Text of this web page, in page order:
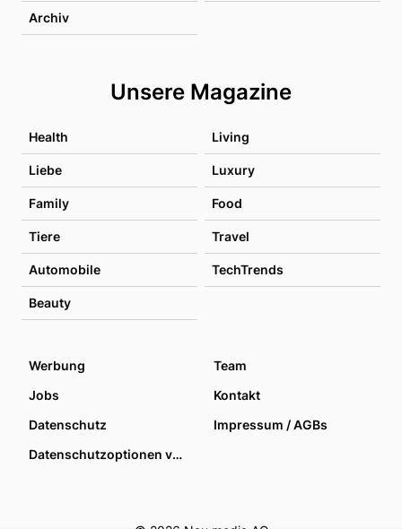
Archiv
Unsere Magazine
Health Living
Liebe Luxury
Family Food
Tiere Travel
Automobile TechTrends
Beauty
Werbung
Team
Jobs
Kontakt
Datenschutz
Impressum / AGBs
Datenschutzoptionen verwalten